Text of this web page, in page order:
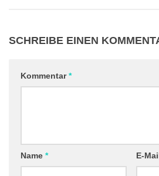
SCHREIBE EINEN
Kommentar*
Name * E-